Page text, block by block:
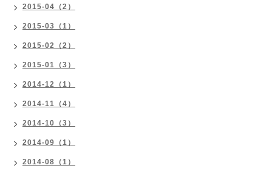
2015-04（2）
2015-03（1）
2015-02（2）
2015-01（3）
2014-12（1）
2014-11（4）
2014-10（3）
2014-09（1）
2014-08（1）